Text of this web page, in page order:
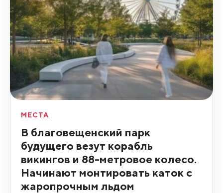
МЕСТА
В благовещенский парк
будущего везут корабль
викингов и 88-метровое колесо.
Начинают монтировать каток с
жаропрочным льдом